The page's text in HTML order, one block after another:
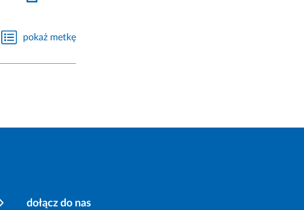
pokaż metkę
dołącz do nas